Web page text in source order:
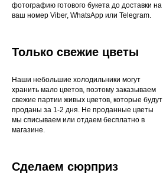
фотографию готового букета до доставки на
ваш номер Viber, WhatsApp или Telegram.
Только свежие цветы
Наши небольшие холодильники могут
хранить мало цветов, поэтому заказываем
свежие партии живых цветов, которые будут
проданы за 1-2 дня. Не проданные цветы
мы списываем или отдаем бесплатно в
магазине.
Сделаем сюрприз